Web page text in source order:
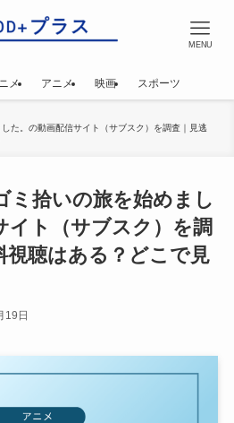
MENU
メ アニメ 映画 スポーツ
た。の動画配信サイト（サブスク）を調査｜見逃
ミ拾いの旅を始めまし
イト（サブスク）を調
視聴はある？どこで見
19日